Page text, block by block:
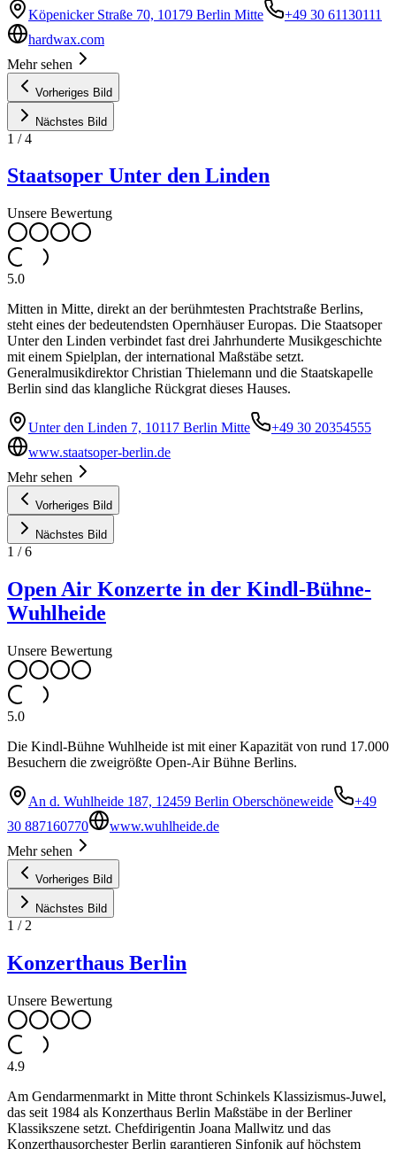
Köpenicker Straße 70, 10179 Berlin Mitte
+49 30 61130111
hardwax.com
Mehr sehen
Vorheriges Bild
Nächstes Bild
1 /4
Staatsoper Unter den Linden
Unsere Bewertung
5.0
Mitten in Mitte, direkt an der berühmtesten Prachtstraße Berlins,
steht eines der bedeutendsten Opernhäuser Europas. Die Staatsoper
Unter den Linden verbindet fast drei Jahrhunderte Musikgeschichte
mit einem Spielplan, der international Maßstäbe setzt.
Generalmusikdirektor Christian Thielemann und die Staatskapelle
Berlin sind das klangliche Rückgrat dieses Hauses.
Unter den Linden 7, 10117 Berlin Mitte
+49 30 20354555
www.staatsoper-berlin.de
Mehr sehen
Vorheriges Bild
Nächstes Bild
1 /6
Open Air Konzerte in der Kindl-Bühne-
Wuhlheide
Unsere Bewertung
5.0
Die Kindl-Bühne Wuhlheide ist mit einer Kapazität von rund 17.000
Besuchern die zweigrößte Open-Air Bühne Berlins.
An d. Wuhlheide 187, 12459 Berlin Oberschöneweide
+49
30 887160770
www.wuhlheide.de
Mehr sehen
Vorheriges Bild
Nächstes Bild
1 / 2
Konzerthaus Berlin
Unsere Bewertung
4.9
Am Gendarmenmarkt in Mitte thront Schinkels Klassizismus-Juwel,
das seit 1984 als Konzerthaus Berlin Maßstäbe in der Berliner
Klassikszene setzt. Chefdirigentin Joana Mallwitz und das
Konzerthausorchester Berlin garantieren Sinfonik auf höchstem